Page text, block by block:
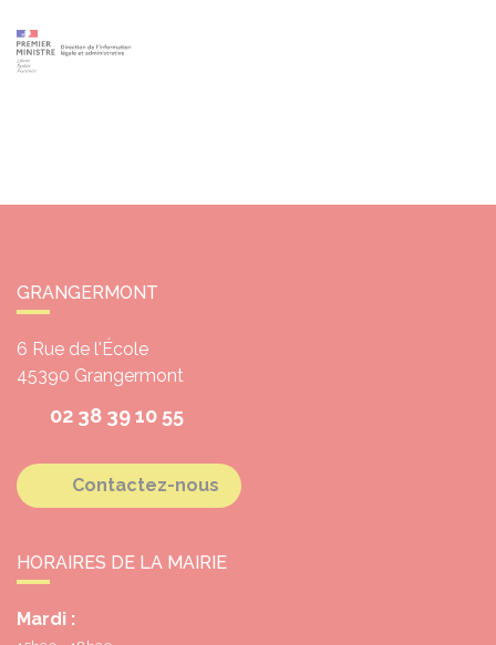
GRANGERMONT
6 Rue de l'École
45390 Grangermont
02 38 39 10 55
Contactez-nous
HORAIRES DE LA MAIRIE
Mardi :